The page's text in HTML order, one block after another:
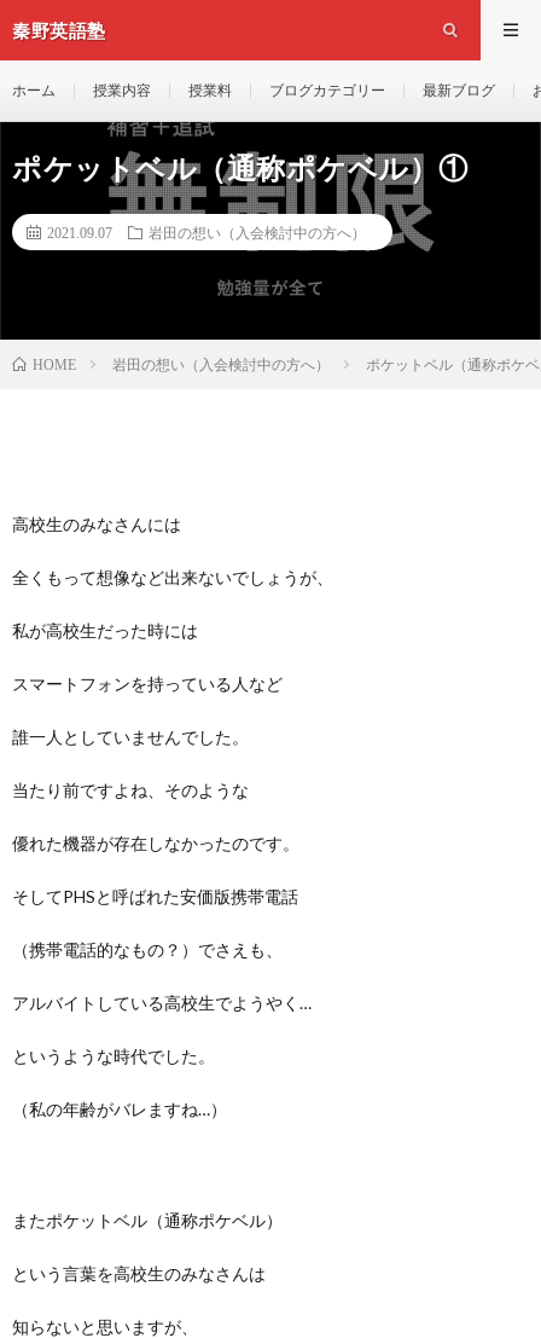
秦野英語塾
ホーム 授業内容 授業料 ブログカテゴリー 最新ブログ
ポケットベル（通称ポケベル）①
2021.09.07 岩田の想い（入会検討中の方へ）
HOME 岩田の想い（入会検討中の方へ） ポケットベル（通称ポケ
高校生のみなさんには
全くもって想像など出来ないでしょうが、
私が高校生だった時には
スマートフォンを持っている人など
誰一人としていませんでした。
当たり前ですよね、そのような
優れた機器が存在しなかったのです。
そしてPHSと呼ばれた安価版携帯電話
（携帯電話的なもの？）でさえも、
アルバイトしている高校生でようやく…
というような時代でした。
（私の年齢がバレますね…）
またポケットベル（通称ポケベル）
という言葉を高校生のみなさんは
知らないと思いますが、